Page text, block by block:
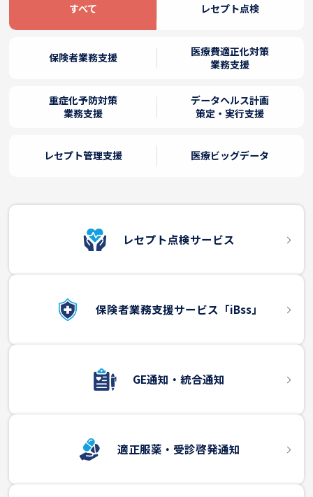
すべて レセプト点検
保険者業務支援
医療費適正化対策
業務支援
重症化予防対策
業務支援
データヘルス計画
策定・実行支援
レセプト管理支援 医療ビッグデータ
レセプト点検サービス
保険者業務支援サービス「iBss」
GE通知・統合通知
適正服薬・受診啓発通知